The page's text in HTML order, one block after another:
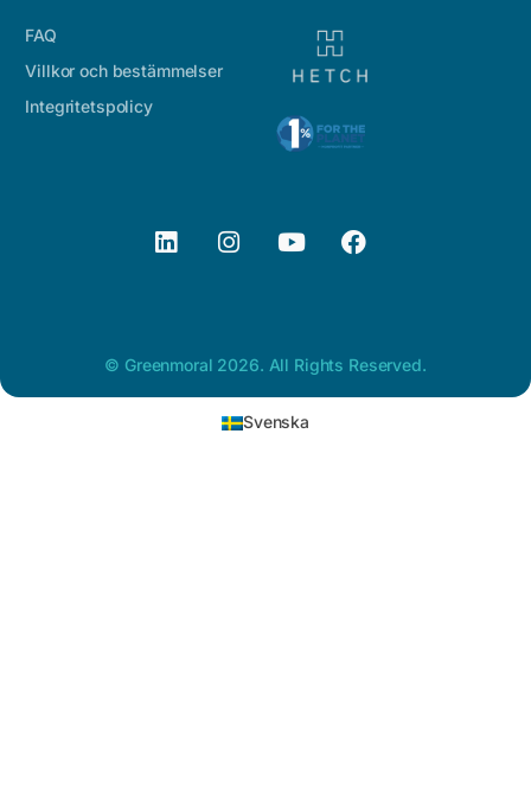
FAQ
Villkor och bestämmelser
Integritetspolicy
© Greenmoral 2026. All Rights Reserved.
Svenska